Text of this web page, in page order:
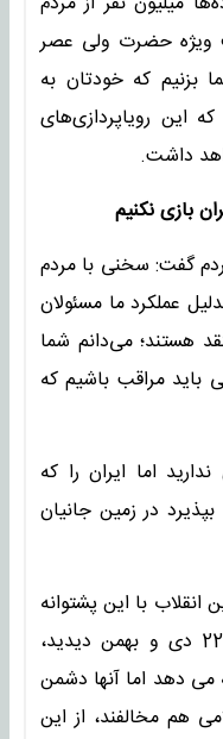
ویژه حضرت ولی عصر
بزنیم که خودتان به
این رویاپردازی‌های
داشت.
بازی نکنیم
گفت: سخنی با مردم
عملکرد ما مسئولان
هستند؛ می‌دانم شما
باید مراقب باشیم که
اما ایران را که
در زمین جانیان
انقلاب با این پشتوانه
مردمی که شما در راهپیمایی‌های 22 دی و بهمن دیدید،
دهد اما آنها دشمن
هم مخالفند، از این